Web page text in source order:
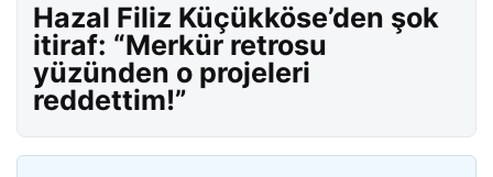
Hazal Filiz Küçükköse’den şok
itiraf: “Merkür retrosu
yüzünden o projeleri
reddettim!”